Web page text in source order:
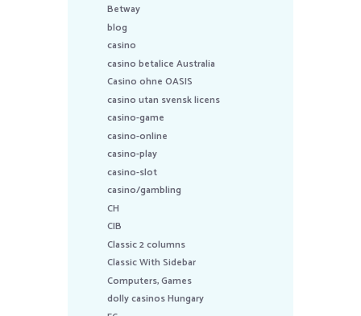
Betway
blog
casino
casino betalice Australia
Casino ohne OASIS
casino utan svensk licens
casino-game
casino-online
casino-play
casino-slot
casino/gambling
CH
CIB
Classic 2 columns
Classic With Sidebar
Computers, Games
dolly casinos Hungary